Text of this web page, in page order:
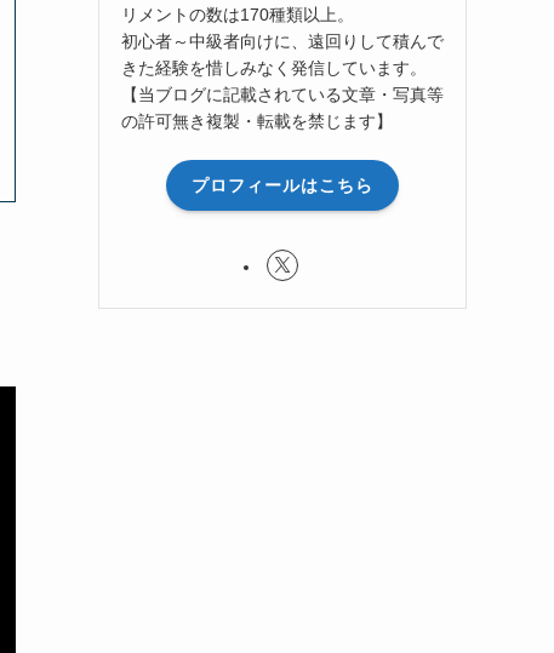
リメントの数は170種類以上。
初心者～中級者向けに、遠回りして積んで
きた経験を惜しみなく発信しています。
【当ブログに記載されている文章・写真等
の許可無き複製・転載を禁じます】
プロフィールはこちら